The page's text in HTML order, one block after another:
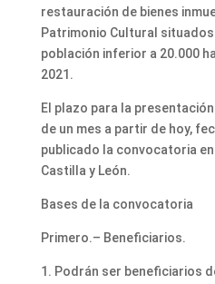
restauración de bienes
Patrimonio Cultural
población inferior a 20.000
2021.
El plazo para la
de un mes a partir de hoy,
publicado la convocatoria
Castilla y León.
Bases de la convocatoria
Primero.– Beneficiarios.
1. Podrán ser beneficiarios